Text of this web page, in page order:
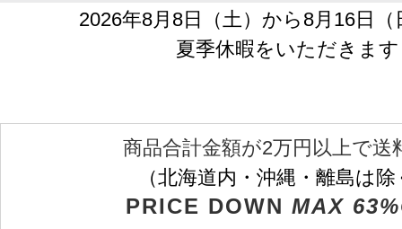
2026年8月8日（土）から8月16日
夏季休暇をいただきます
商品合計金額が2万円以上で送
（北海道内・沖縄・離島は
PRICE DOWN MAX